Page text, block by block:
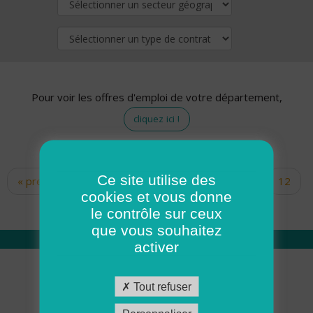
Pour voir les offres d'emploi de votre département,
cliquez ici !
Pages
« premier ‹ précédent … 10
12
14 15 16 17
Qui sommes nous
Académie ADMR
Ce site utilise des
cookies et vous donne
le contrôle sur ceux
que vous souhaitez
activer
Tout refuser